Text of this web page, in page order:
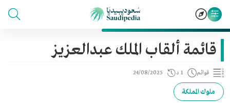
قائمة ألقاب الملك عبدالعزيز
قوائم 1 د 24/08/2025
ملوك المملكة